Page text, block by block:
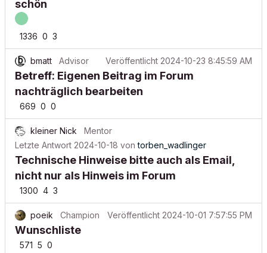
schön
1336 0 3
bmatt Advisor Veröffentlicht 2024-10-23 8:45:59 AM
Betreff: Eigenen Beitrag im Forum
nachträglich bearbeiten
669 0 0
kleiner Nick
Mentor
Letzte Antwort 2024-10-18 vontorben_wadlinger
Technische Hinweise bitte auch als Email,
nicht nur als Hinweis im Forum
1300 4 3
poeik Champion Veröffentlicht 2024-10-01 7:57:55 PM
Wunschliste
571 5 0